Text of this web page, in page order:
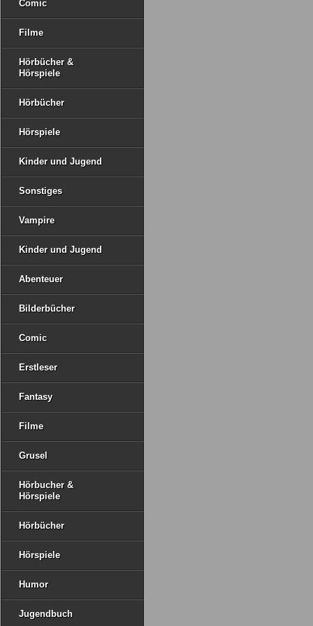
Comic
Filme
Hörbücher &
Hörspiele
Hörbücher
Hörspiele
Kinder und Jugend
Sonstiges
Vampire
Kinder und Jugend
Abenteuer
Bilderbücher
Comic
Erstleser
Fantasy
Filme
Grusel
Hörbucher &
Hörspiele
Hörbücher
Hörspiele
Humor
Jugendbuch